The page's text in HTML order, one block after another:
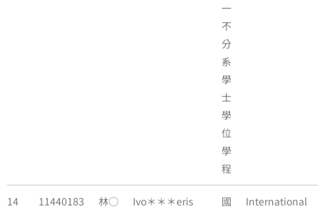
一
不
分
系
學
士
學
位
學
程
14 11440183
林○
Ivo＊＊＊eris
國
International